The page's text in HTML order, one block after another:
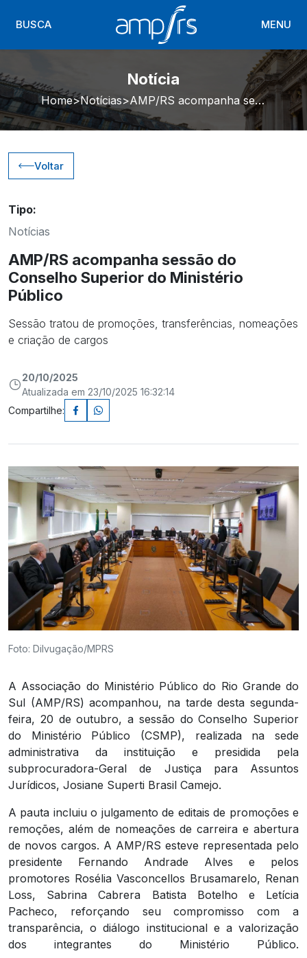
BUSCA MENU
Notícia
Home Notícias AMP/RS acompanha sessão do Conselho Superior do Ministério Público
Voltar
Tipo:
Notícias
AMP/RS acompanha sessão do
Conselho Superior do Ministério
Público
Sessão tratou de promoções, transferências, nomeações
e criação de cargos
20/10/2025
Atualizada em 23/10/2025 16:32:14
Compartilhe:
Foto: Dilvugação/MPRS
A Associação do Ministério Público do Rio Grande do
Sul (AMP/RS) acompanhou, na tarde desta segunda-
feira, 20 de outubro, a sessão do Conselho Superior
do Ministério Público (CSMP), realizada na sede
administrativa da instituição e presidida pela
subprocuradora-Geral de Justiça para Assuntos
Jurídicos, Josiane Superti Brasil Camejo.
A pauta incluiu o julgamento de editais de promoções e
remoções, além de nomeações de carreira e abertura
de novos cargos. A AMP/RS esteve representada pelo
presidente Fernando Andrade Alves e pelos
promotores Rosélia Vasconcellos Brusamarelo, Renan
Loss, Sabrina Cabrera Batista Botelho e Letícia
Pacheco, reforçando seu compromisso com a
transparência, o diálogo institucional e a valorização
dos integrantes do Ministério Público.